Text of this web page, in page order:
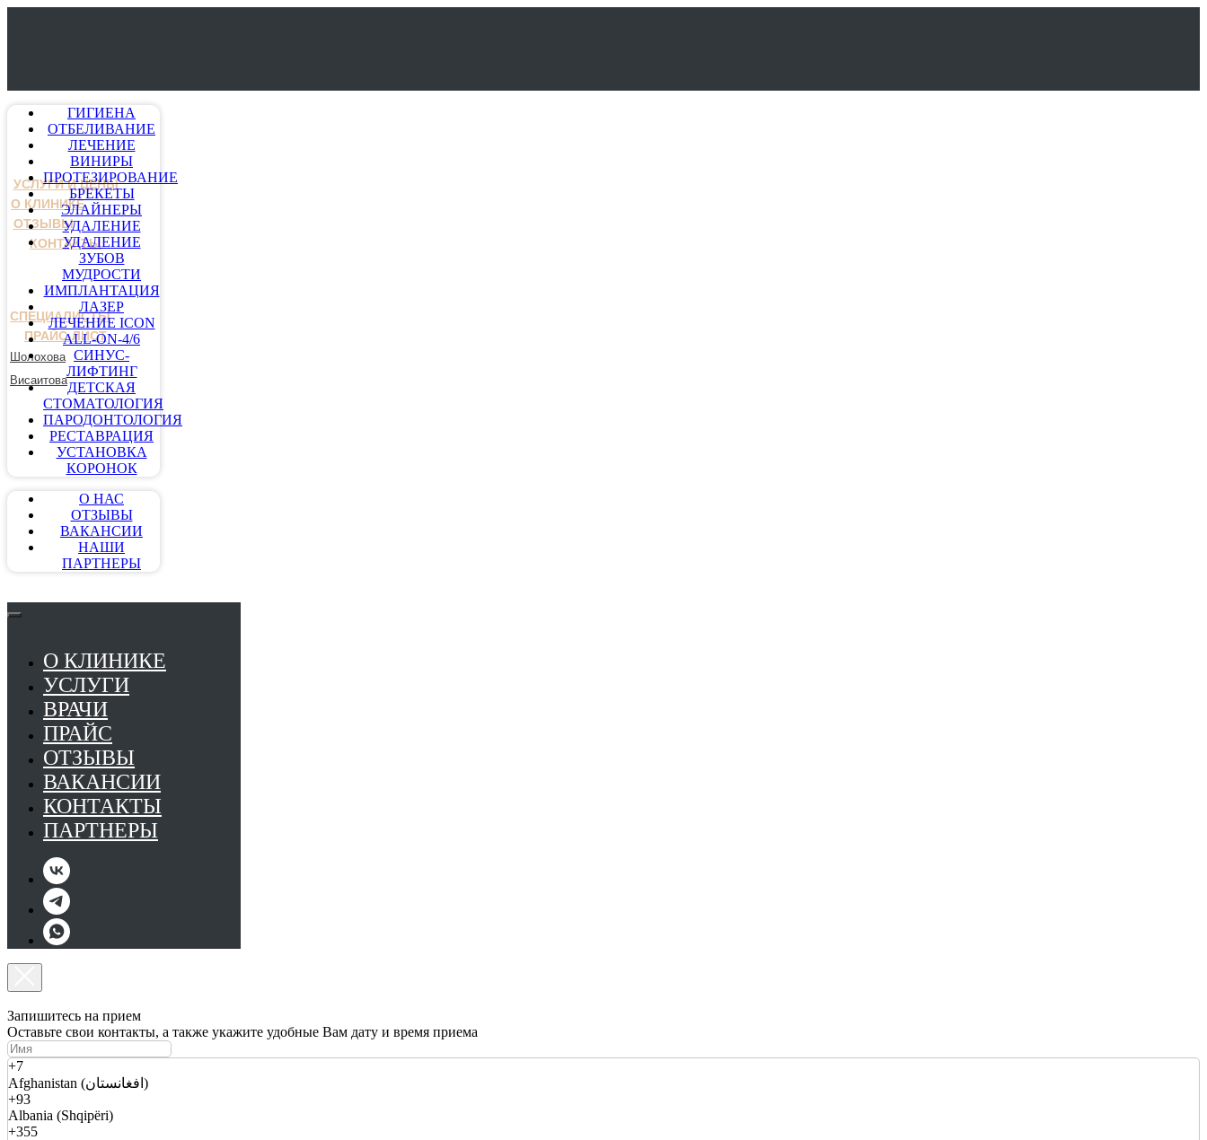
УСЛУГИ И ЦЕНЫ
О КЛИНИКЕ
ОТЗЫВЫ
КОНТАКТЫ
СПЕЦИАЛИСТЫ
ПРАЙС-ЛИСТ
Шолохова
Висаитова
ГИГИЕНА
ОТБЕЛИВАНИЕ
ЛЕЧЕНИЕ
ВИНИРЫ
ПРОТЕЗИРОВАНИЕ
БРЕКЕТЫ
ЭЛАЙНЕРЫ
УДАЛЕНИЕ
УДАЛЕНИЕ
ЗУБОВ
МУДРОСТИ
ИМПЛАНТАЦИЯ
ЛАЗЕР
ЛЕЧЕНИЕ ICON
ALL-ON-4/6
СИНУС-
ЛИФТИНГ
ДЕТСКАЯ
СТОМАТОЛОГИЯ
ПАРОДОНТОЛОГИЯ
РЕСТАВРАЦИЯ
УСТАНОВКА
КОРОНОК
О НАС
ОТЗЫВЫ
ВАКАНСИИ
НАШИ
ПАРТНЕРЫ
О КЛИНИКЕ
УСЛУГИ
ВРАЧИ
ПРАЙС
ОТЗЫВЫ
ВАКАНСИИ
КОНТАКТЫ
ПАРТНЕРЫ
Запишитесь на прием
Оставьте свои контакты, а также укажите удобные Вам дату и время приема
+7
Afghanistan (افغانستان)
+93
Albania (Shqipëri)
+355